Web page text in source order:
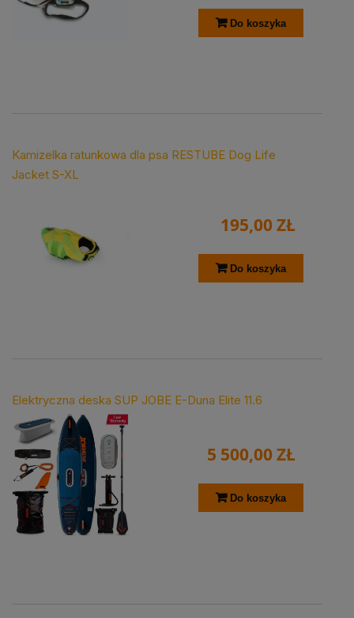
Do koszyka
Kamizelka ratunkowa dla psa RESTUBE Dog Life
Jacket S-XL
195,00 ZŁ
Do koszyka
Elektryczna deska SUP JOBE E-Duna Elite 11.6
5 500,00 ZŁ
Do koszyka